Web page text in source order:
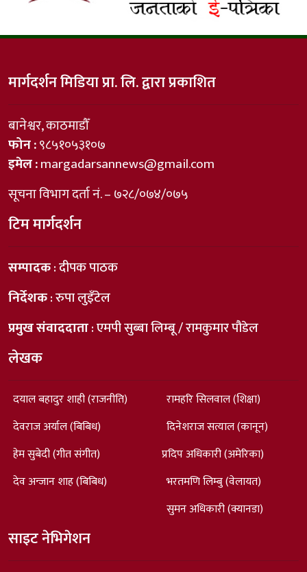
मार्गदर्शन मिडिया प्रा. लि. द्वारा प्रकाशित
बानेश्वर, काठमाडौँ
फोन :९८५१०५३१०७
इमेल :margadarsannews@gmail.com
सूचना विभाग दर्ता नं. – ७२८/०७४/०७५
टिम मार्गदर्शन
सम्पादक: दीपक पाठक
निर्देशक: रुपा लुइँटेल
प्रमुख संवाददाता: एमपी सुब्बा लिम्बू / रामकुमार पौडेल
लेखक
दयाल बहादुर शाही (राजनीति)
देवराज अर्याल (बिबिध)
हेम सुबेदी (गीत संगीत)
देव अन्जान शाह (बिबिध)
रामहरि सिलवाल (शिक्षा)
दिनेशराज सत्याल (कानून)
प्रदिप अधिकारी (अमेरिका)
भरतमणि लिम्बु (वेलायत)
सुमन अधिकारी (क्यानडा)
साइट नेभिगेशन